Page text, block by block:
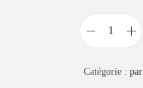
Catégorie :